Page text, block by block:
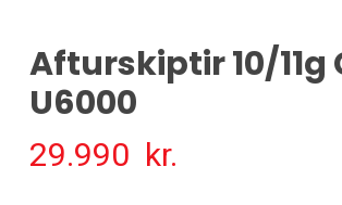
Afturskiptir 10/11g
U6000
29.990 kr.